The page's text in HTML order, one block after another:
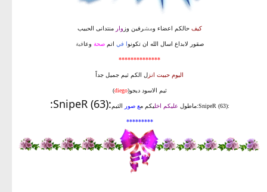
كيفحالكم اعضاء ومشرفين وز وارمنتدانى الحبيب
صقور لابداع اسال الله ان تكونوا في اتمصحة وعافية
**************
اليوم حبيت انز ل الكم ثيم جميل جداً
ثيم الاسود ديجو(diego
)
:SnipeR (63):ماطول عليكم اخليكم مع صور الثيم :SnipeR (63):
*********